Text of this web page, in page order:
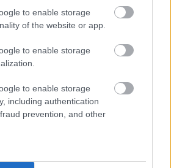
to enable storage
of the website or app.
to enable storage
to enable storage
including authentication
prevention, and other
o/Cor
tina
SKIDSKY
TTE
TRADITI
ONELL
LÄNGDÅ
02.0
2.20
TRADITI
ONELL
LÄNGDÅ 2.20
TRADITI